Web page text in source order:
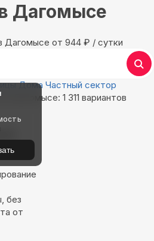
Дагомысе
Дагомысе oт 944 ₽ / сутки
Дома Частный сектор
в Дагомысе: 1 311 вариантов
без
от